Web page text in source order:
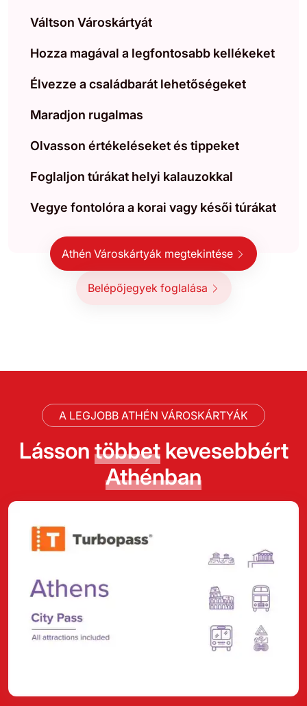
Váltson Városkártyát
Hozza magával a legfontosabb kellékeket
Élvezze a családbarát lehetőségeket
Maradjon rugalmas
Olvasson értékeléseket és tippeket
Foglaljon túrákat helyi kalauzokkal
Vegye fontolóra a korai vagy késői túrákat
Athén Városkártyák megtekintése
Belépőjegyek foglalása
A LEGJOBB ATHÉN VÁROSKÁRTYÁK
Lásson többetkevesebbért
Athénban